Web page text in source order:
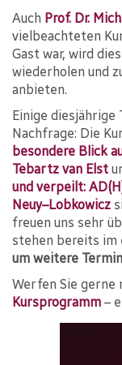
Auch Prof. Dr.
vielbeachteten
Gast war, wird
wiederholen und
anbieten.
Einige
Nachfrage: Die
besondere Blick
Tebartz van Elst
und verpeilt:
Neuy–Lobkowicz
freuen uns sehr
stehen bereits im
um weitere
Werfen Sie gerne
Kursprogramm –